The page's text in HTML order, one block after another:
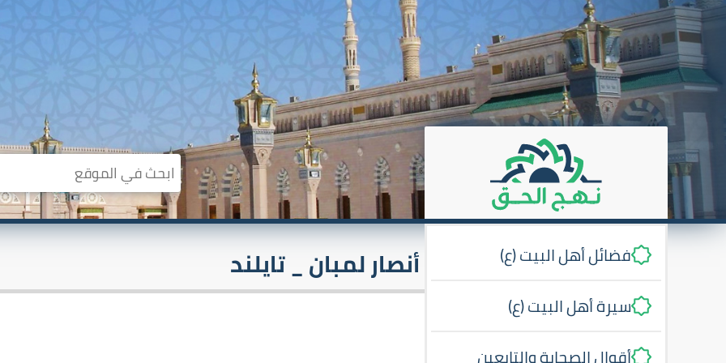
فضائل أهل البيت (ع)
سيرة أهل البيت (ع)
أقوال الصحابة والتابعين
أنصار لمبان _ تايلند